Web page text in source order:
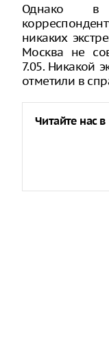
Однако в
никаких
Москва не
7.05. Никакой
отметили в
Читайте нас в